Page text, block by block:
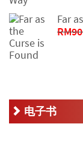
Far
RM
电子书